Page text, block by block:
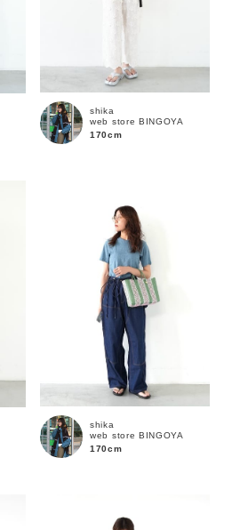
予約商品
WEB限定
在庫なし含む
shika
web store BINGOYA
170cm
shika
web store BINGOYA
170cm